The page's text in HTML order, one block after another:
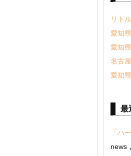
リト
愛知
愛知
名古
愛知
最
「ハ
news